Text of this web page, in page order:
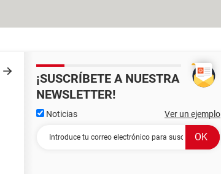
¡SUSCRÍBETE A NUESTRA
NEWSLETTER!
Noticias Ver un ejemplo